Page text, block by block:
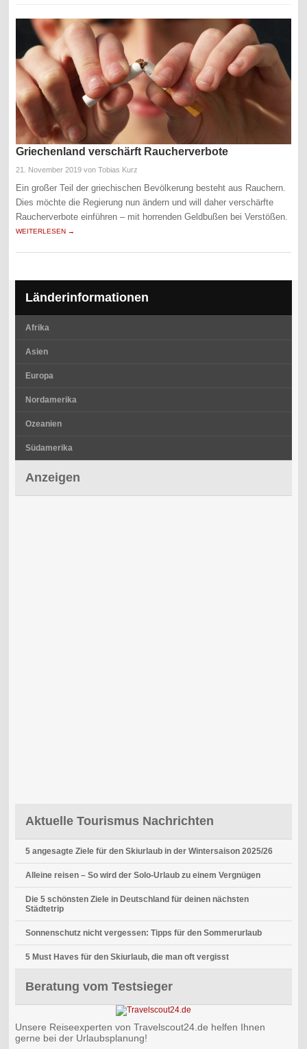
Griechenland verschärft Raucherverbote
21. November 2019 von Tobias Kurz
Ein großer Teil der griechischen Bevölkerung besteht aus Rauchern.
Dies möchte die Regierung nun ändern und will daher verschärfte
Raucherverbote einführen – mit horrenden Geldbußen bei Verstößen.
WEITERLESEN →
Länderinformationen
Afrika
Asien
Europa
Nordamerika
Ozeanien
Südamerika
Anzeigen
Aktuelle Tourismus Nachrichten
5 angesagte Ziele für den Skiurlaub in der Wintersaison 2025/26
Alleine reisen – So wird der Solo-Urlaub zu einem Vergnügen
Die 5 schönsten Ziele in Deutschland für deinen nächsten
Städtetrip
Sonnenschutz nicht vergessen: Tipps für den Sommerurlaub
5 Must Haves für den Skiurlaub, die man oft vergisst
Beratung vom Testsieger
Unsere Reiseexperten von Travelscout24.de helfen Ihnen
gerne bei der Urlaubsplanung!